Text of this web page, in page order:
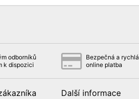
odborníků
k dispozici
Bezpečná a rychlá
online platba
Další informace